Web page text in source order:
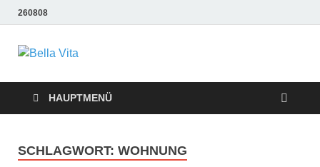
260808
Bella Vita
Wellness Fitness
Tipps
Tipps
HAUPTMENÜ
SCHLAGWORT: WOHNUNG